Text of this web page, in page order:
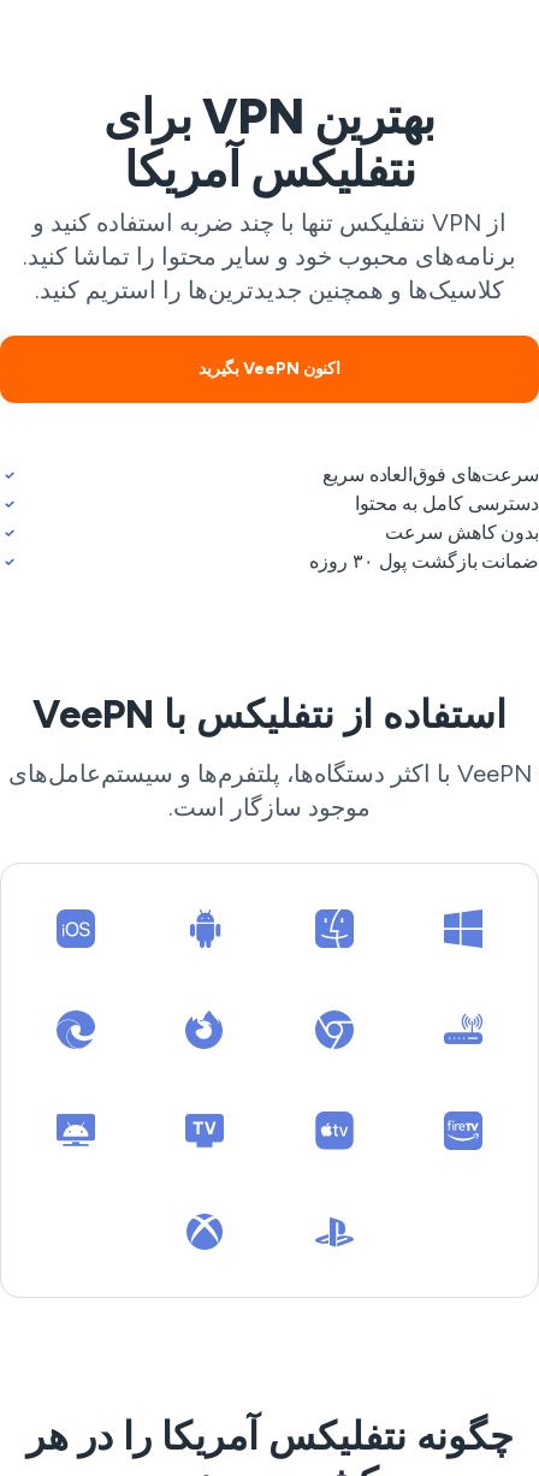
بهترین VPN برای
نتفلیکس آمریکا
از VPN نتفلیکس تنها با چند ضربه استفاده کنید و
برنامه‌های محبوب خود و سایر محتوا را تماشا کنید.
کلاسیک‌ها و همچنین جدیدترین‌ها را استریم کنید.
اکنون VeePN بگیرید
فوق‌العاده سریع
کامل به محتوا
کاهش سرعت
بازگشت پول ۳۰ روزه
استفاده از نتفلیکس با VeePN
VeePN با اکثر دستگاه‌ها، پلتفرم‌ها و سیستم‌عامل‌های
موجود سازگار است.
چگونه نتفلیکس آمریکا را در هر